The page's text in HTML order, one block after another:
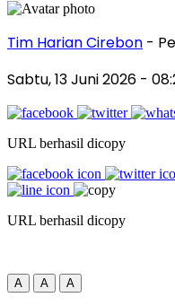
Tim Harian Cirebon -
Sabtu, 13 Juni 2026 -
URL berhasil dicopy
URL berhasil dicopy
A A A